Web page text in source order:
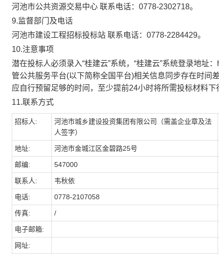
河池市公共资源交易中心 联系电话：0778-2302718。
9.监督部门及电话
河池市建设工程招标投标站 联系电话：0778-2284429。
10.注意事项
潜在投标人必须录入“桂建云”系统，“桂建云”系统登录地址
管公共服务平台(以下简称全国平台)相关信息同步存在时间
应自行预留足够的时间，至少提前24小时将所需投标材料
11.联系方式
招标人:
河池市城乡建设投资集团有限公司（需盖企业章及法
人签字）
地址: 河池市金城江区金碧路25号
邮编: 547000
联系人: 韦秋依
电话: 0778-2107058
传真: /
电子邮箱:
网址: